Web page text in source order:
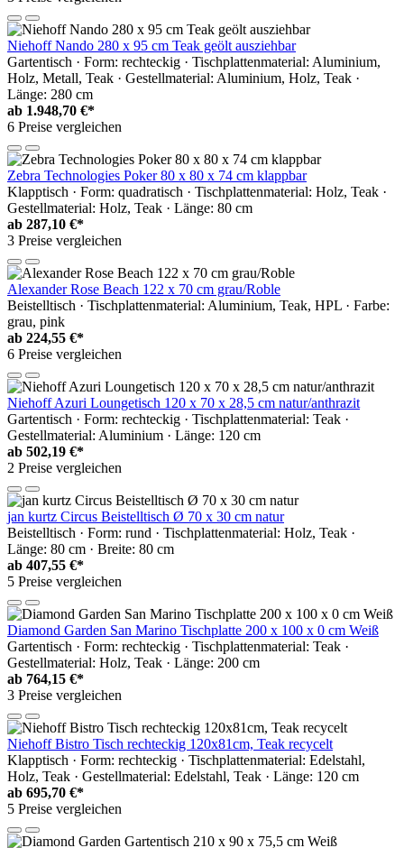
Niehoff Nando 280 x 95 cm Teak geölt ausziehbar
Gartentisch · Form: rechteckig · Tischplattenmaterial: Aluminium,
Holz, Metall, Teak · Gestellmaterial: Aluminium, Holz, Teak ·
Länge: 280 cm
ab 1.948,70 €*
6 Preise vergleichen
Zebra Technologies Poker 80 x 80 x 74 cm klappbar
Klapptisch · Form: quadratisch · Tischplattenmaterial: Holz, Teak ·
Gestellmaterial: Holz, Teak · Länge: 80 cm
ab 287,10 €*
3 Preise vergleichen
Alexander Rose Beach 122 x 70 cm grau/Roble
Beistelltisch · Tischplattenmaterial: Aluminium, Teak, HPL · Farbe:
grau, pink
ab 224,55 €*
6 Preise vergleichen
Niehoff Azuri Loungetisch 120 x 70 x 28,5 cm natur/anthrazit
Gartentisch · Form: rechteckig · Tischplattenmaterial: Teak ·
Gestellmaterial: Aluminium · Länge: 120 cm
ab 502,19 €*
2 Preise vergleichen
jan kurtz Circus Beistelltisch Ø 70 x 30 cm natur
Beistelltisch · Form: rund · Tischplattenmaterial: Holz, Teak ·
Länge: 80 cm · Breite: 80 cm
ab 407,55 €*
5 Preise vergleichen
Diamond Garden San Marino Tischplatte 200 x 100 x 0 cm Weiß
Gartentisch · Form: rechteckig · Tischplattenmaterial: Teak ·
Gestellmaterial: Holz, Teak · Länge: 200 cm
ab 764,15 €*
3 Preise vergleichen
Niehoff Bistro Tisch rechteckig 120x81cm, Teak recycelt
Klapptisch · Form: rechteckig · Tischplattenmaterial: Edelstahl,
Holz, Teak · Gestellmaterial: Edelstahl, Teak · Länge: 120 cm
ab 695,70 €*
5 Preise vergleichen